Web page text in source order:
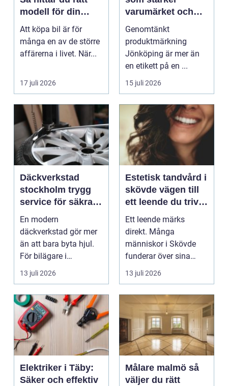
modell för din
vardag
Att köpa bil är för
många en av de större
affärerna i livet. När...
17 juli 2026
varumärket och
förenklar vardagen
Genomtänkt
produktmärkning
Jönköping är mer än
en etikett på en ...
15 juli 2026
Däckverkstad
stockholm trygg
service för säkra
mil året runt
En modern
däckverkstad gör mer
än att bara byta hjul.
För bilägare i
Stockholm handlar
valet av däck...
13 juli 2026
Estetisk tandvård i
skövde vägen till
ett leende du trivs
med
Ett leende märks
direkt. Många
människor i Skövde
funderar över sina
tänder, men skjuter
upp att gör...
13 juli 2026
Elektriker i Täby:
Säker och effektiv
Målare malmö så
väljer du rätt